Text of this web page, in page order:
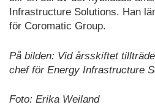
Infrastructure Solutions. Han
för Coromatic Group.
På bilden: Vid årsskiftet
chef för Energy Infrastructure
Foto: Erika Weiland